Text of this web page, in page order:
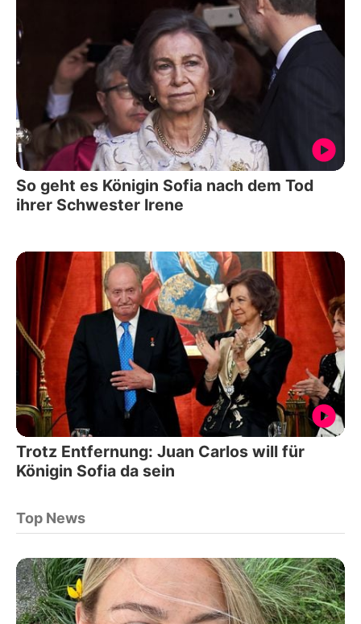
So geht es Königin Sofia nach dem Tod
ihrer Schwester Irene
Trotz Entfernung: Juan Carlos will für
Königin Sofia da sein
Top News